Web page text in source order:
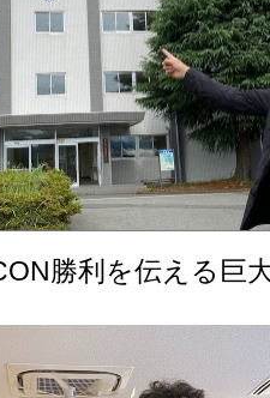
勝利を伝える巨